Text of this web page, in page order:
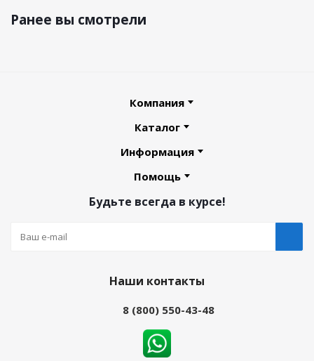
Ранее вы смотрели
Компания
Каталог
Информация
Помощь
Будьте всегда в курсе!
Наши контакты
8 (800) 550-43-48